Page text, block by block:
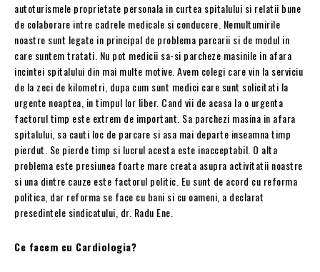
autoturismele proprietate personala in curtea spitalului si relatii bune
de colaborare intre cadrele medicale si conducere. Nemultumirile
noastre sunt legate in principal de problema parcarii si de modul in
care suntem tratati. Nu pot medicii sa-si parcheze masinile in afara
incintei spitalului din mai multe motive. Avem colegi care vin la serviciu
de la zeci de kilometri, dupa cum sunt medici care sunt solicitati la
urgente noaptea, in timpul lor liber. Cand vii de acasa la o urgenta
factorul timp este extrem de important. Sa parchezi masina in afara
spitalului, sa cauti loc de parcare si asa mai departe inseamna timp
pierdut. Se pierde timp si lucrul acesta este inacceptabil. O alta
problema este presiunea foarte mare creata asupra activitatii noastre
si una dintre cauze este factorul politic. Eu sunt de acord cu reforma
politica, dar reforma se face cu bani si cu oameni, a declarat
presedintele sindicatului, dr. Radu Ene.
Ce facem cu Cardiologia?